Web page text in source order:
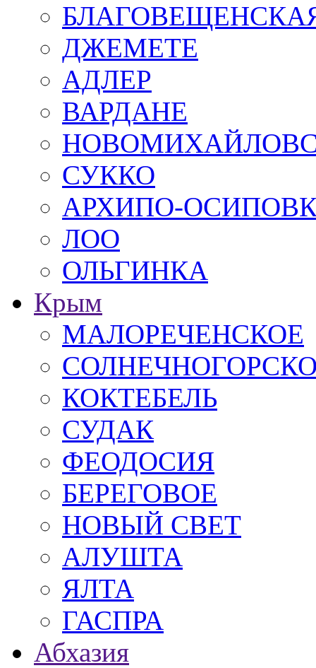
ДЖЕМЕТЕ
АДЛЕР
ВАРДАНЕ
СУККО
АРХИПО-
ЛОО
ОЛЬГИНКА
Крым
МАЛОРЕЧЕНСКОЕ
КОКТЕБЕЛЬ
СУДАК
ФЕОДОСИЯ
БЕРЕГОВОЕ
НОВЫЙ СВЕТ
АЛУШТА
ЯЛТА
ГАСПРА
Абхазия